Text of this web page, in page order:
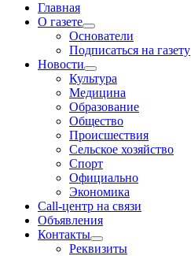
Главная
О газете
Основатели
Подписаться на газету
Новости
Культура
Медицина
Образование
Общество
Происшествия
Сельское хозяйство
Спорт
Официально
Экономика
Call-центр на связи
Объявления
Контакты
Реквизиты